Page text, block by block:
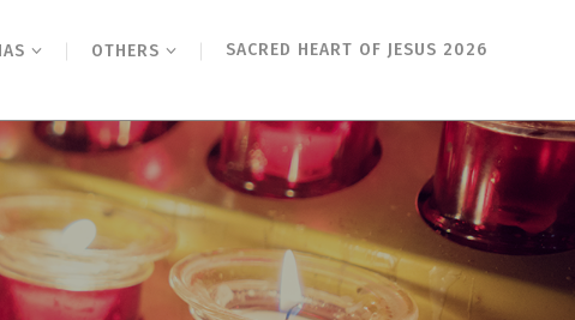
OTHERS SACRED HEART OF JESUS 2026